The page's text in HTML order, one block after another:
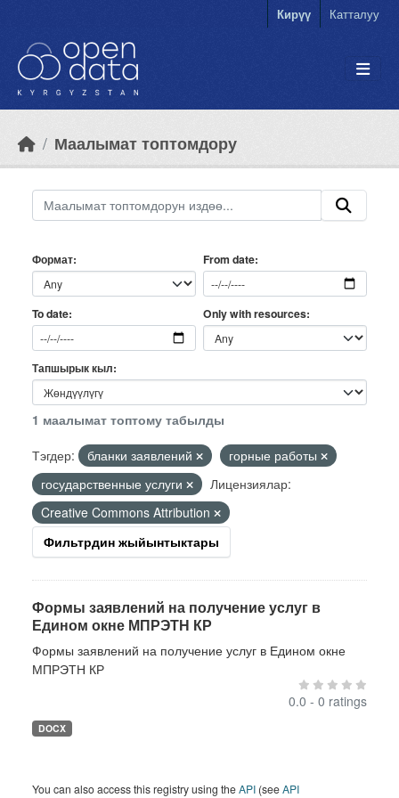
Кирүү Катталуу
Маалымат топтомдору
Формат From date
To date Only with resources
Тапшырык кыл
1 маалымат топтому табылды
Тэгдер:
бланки заявлений
горные работы
государственные услуги
Лицензиялар:
Creative Commons Attribution
Фильтрдин жыйынтыктары
Формы заявлений на получение услуг в
Едином окне МПРЭТН КР
Формы заявлений на получение услуг в Едином окне
МПРЭТН КР
0.0 - 0 ratings
DOCX
You can also access this registry using theAPI (seeAPI